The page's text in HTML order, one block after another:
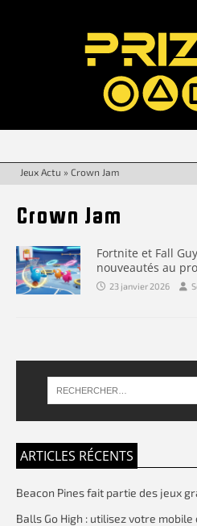
Jeux Actu » Crown Jam
Crown Jam
Fortnite et Fall
nouveautés au
23 janvier 2026
ARTICLES RÉCENTS
Beacon Pines fait partie des jeux
Balls Go High : utilisez votre